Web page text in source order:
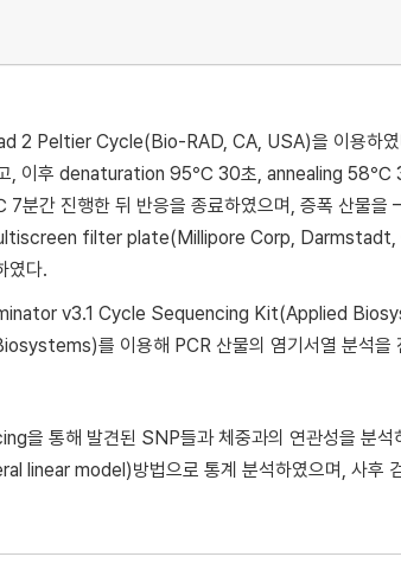
2 Peltier Cycle(Bio-RAD, CA, USA)을 이용하
, 이후 denaturation 95℃ 30초, annealing 58℃
간 진행한 뒤 반응을 종료하였으며, 증폭 산물
filter plate(Millipore Corp, Darmstadt,
였다.
v3.1 Cycle Sequencing Kit(Applied
를 이용해 PCR 산물의 염기서열 분석을
을 통해 발견된 SNP들과 체중과의 연관성을
linear model)방법으로 통계 분석하였으며, 사후